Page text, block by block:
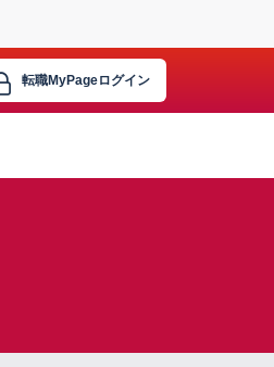
転職MyPageログイン